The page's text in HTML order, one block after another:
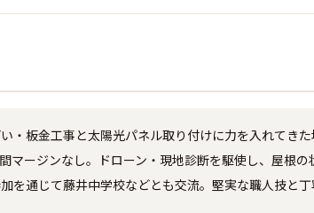
・板金工事と太陽光パネル取り付けに力を入れてき
ージンなし。ドローン・現地診断を駆使し、屋根
を通じて藤井中学校などとも交流。堅実な職人技と